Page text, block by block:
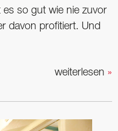
es so gut wie nie zuvor
davon profitiert. Und
weiterlesen »